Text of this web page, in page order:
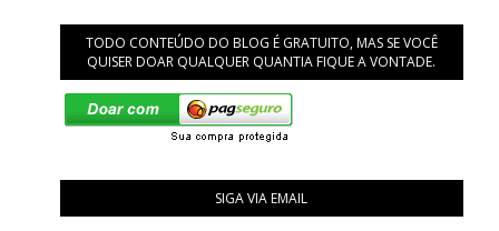
TODO CONTEÚDO DO BLOG É GRATUITO, MAS SE VOCÊ
QUISER DOAR QUALQUER QUANTIA FIQUE A VONTADE.
SIGA VIA EMAIL